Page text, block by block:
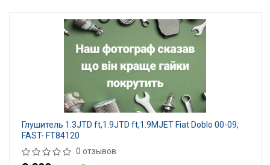
Глушитель 1.3JTD ft,1.9JTD ft,1.9MJET Fiat Doblo 00-09,
FAST- FT84120
0 отзывов